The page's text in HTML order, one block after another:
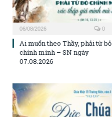
06/08/2026 0
Ai muốn theo Thầy, phải từ bỏ
chính mình – SN ngày
07.08.2026